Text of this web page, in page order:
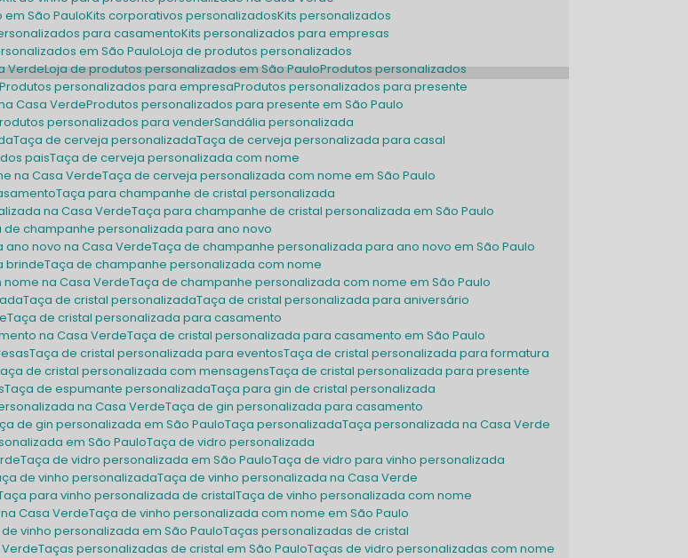
em São Paulo Kits corporativos personalizados Kits personalizados
para casamento Kits personalizados para empresas
em São Paulo Loja de produtos personalizados
Verde Loja de produtos personalizados em São Paulo Produtos personalizados
Produtos personalizados para empresa Produtos personalizados para presente
Casa Verde Produtos personalizados para presente em São Paulo
Produtos personalizados para vender Sandália personalizada
Taça de cerveja personalizada Taça de cerveja personalizada para casal
pais Taça de cerveja personalizada com nome
na Casa Verde Taça de cerveja personalizada com nome em São Paulo
Taça para champanhe de cristal personalizada
na Casa Verde Taça para champanhe de cristal personalizada em São Paulo
de champanhe personalizada para ano novo
ano novo na Casa Verde Taça de champanhe personalizada para ano novo em São Paulo
brinde Taça de champanhe personalizada com nome
nome na Casa Verde Taça de champanhe personalizada com nome em São Paulo
Taça de cristal personalizada Taça de cristal personalizada para aniversário
Taça de cristal personalizada para casamento
na Casa Verde Taça de cristal personalizada para casamento em São Paulo
Taça de cristal personalizada para eventos Taça de cristal personalizada para formatura
Taça de cristal personalizada com mensagens Taça de cristal personalizada para presente
Taça de espumante personalizada Taça para gin de cristal personalizada
na Casa Verde Taça de gin personalizada para casamento
de gin personalizada em São Paulo Taça personalizada Taça personalizada na Casa Verde
em São Paulo Taça de vidro personalizada
Taça de vidro personalizada em São Paulo Taça de vidro para vinho personalizada
de vinho personalizada Taça de vinho personalizada na Casa Verde
Taça para vinho personalizada de cristal Taça de vinho personalizada com nome
Casa Verde Taça de vinho personalizada com nome em São Paulo
de vinho personalizada em São Paulo Taças personalizadas de cristal
Verde Taças personalizadas de cristal em São Paulo Taças de vidro personalizadas com nome